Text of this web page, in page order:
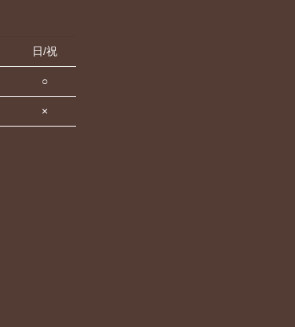
日/祝
○
×